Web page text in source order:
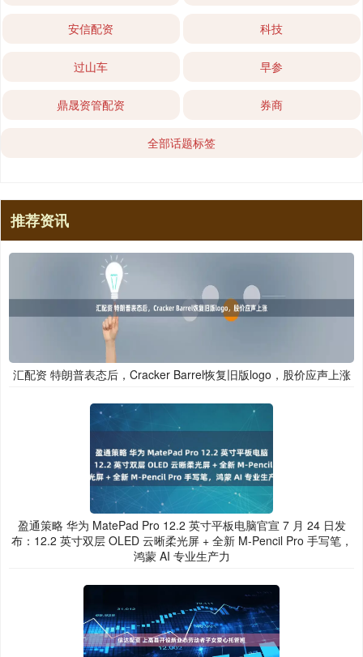
安信配资 科技
过山车 早参
鼎晟资管配资 券商
全部话题标签
推荐资讯
汇配资 特朗普表态后，Cracker Barrel恢复旧版logo，股价应声上涨
盈通策略 华为 MatePad Pro 12.2 英寸平板电脑官宣 7 月 24 日发
布：12.2 英寸双层 OLED 云晰柔光屏 + 全新 M-Pencil Pro 手写笔，
鸿蒙 AI 专业生产力